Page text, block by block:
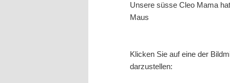
Unsere süsse Cleo Mama
Maus
Klicken Sie auf eine der
darzustellen: